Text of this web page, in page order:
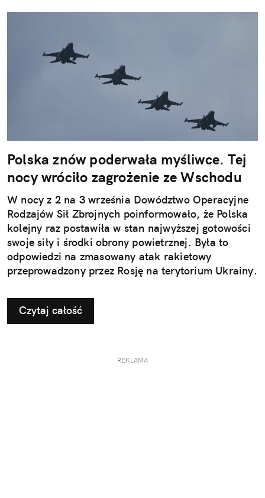
Polska znów poderwała myśliwce. Tej
nocy wróciło zagrożenie ze Wschodu
W nocy z 2 na 3 września Dowództwo Operacyjne
Rodzajów Sił Zbrojnych poinformowało, że Polska
kolejny raz postawiła w stan najwyższej gotowości
swoje siły i środki obrony powietrznej. Była to
odpowiedzi na zmasowany atak rakietowy
przeprowadzony przez Rosję na terytorium Ukrainy.
Czytaj całość
REKLAMA